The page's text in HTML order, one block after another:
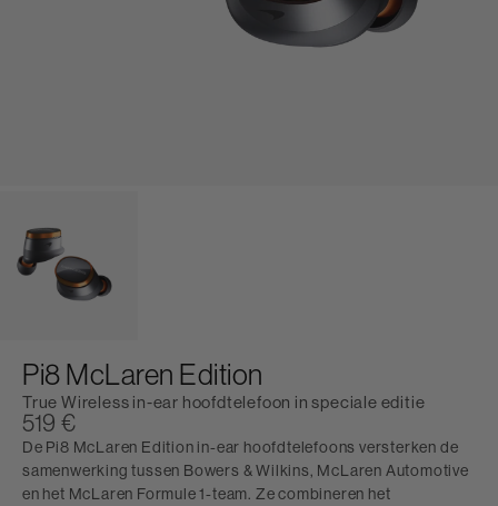
Pi8 McLaren Edition
True Wireless in-ear hoofdtelefoon in speciale editie
519 €
De Pi8 McLaren Edition in-ear hoofdtelefoons versterken de
samenwerking tussen Bowers & Wilkins, McLaren Automotive
en het McLaren Formule 1-team. Ze combineren het